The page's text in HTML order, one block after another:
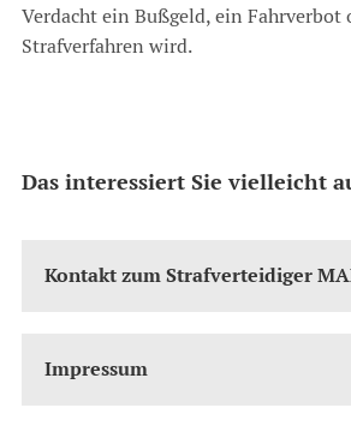
Verdacht ein Bußgeld, ein Fahrverbot
Strafverfahren wird.
Das interessiert Sie vielleicht
Kontakt zum Strafverteidiger
Impressum